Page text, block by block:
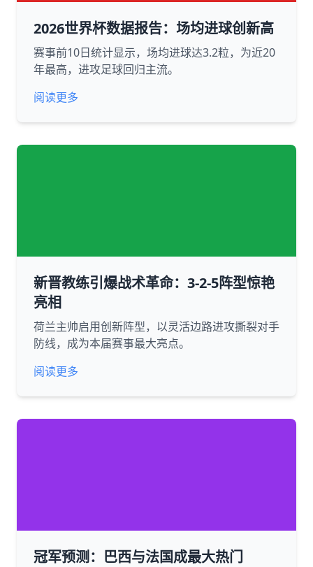
2026世界杯数据报告：场均进球创新高
赛事前10日统计显示，场均进球达3.2粒，为近20
年最高，进攻足球回归主流。
阅读更多
新晋教练引爆战术革命：3-2-5阵型惊艳
亮相
荷兰主帅启用创新阵型，以灵活边路进攻撕裂对手
防线，成为本届赛事最大亮点。
阅读更多
冠军预测：巴西与法国成最大热门